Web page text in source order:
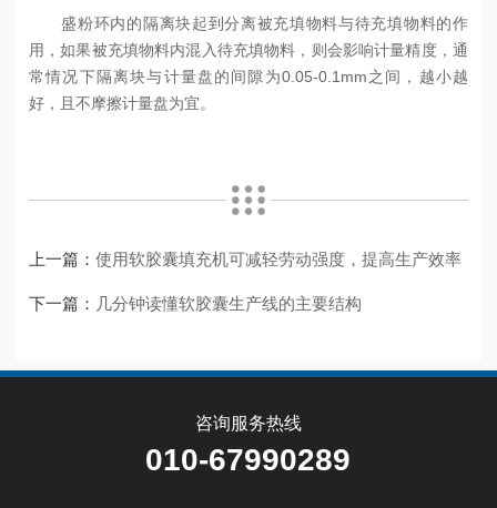
盛粉环内的隔离块起到分离被充填物料与待充填物料的作
用，如果被充填物料内混入待充填物料，则会影响计量精度，通
常情况下隔离块与计量盘的间隙为0.05-0.1mm之间，越小越
好，且不摩擦计量盘为宜。
上一篇：使用软胶囊填充机可减轻劳动强度，提高生产效率
下一篇： 几分钟读懂软胶囊生产线的主要结构
咨询服务热线
010-67990289